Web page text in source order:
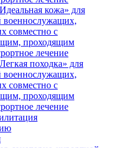
кожа» для
военнослужащих,
совместно с
проходящим
лечение
походка» для
военнослужащих,
совместно с
проходящим
лечение